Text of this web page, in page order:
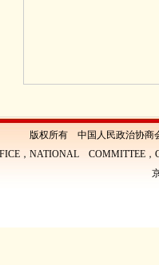
版权所有 中国人民政治协商
，NATIONAL COMMITTEE，